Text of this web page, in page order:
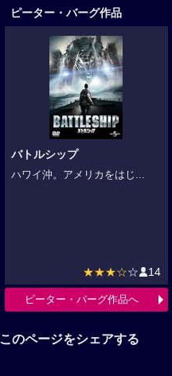
ピーター・バーグ作品
バトルシップ
ハワイ沖。アメリカをはじ...
★★★☆☆ 14
ピーター・バーグ作品へ
このページをシェアする